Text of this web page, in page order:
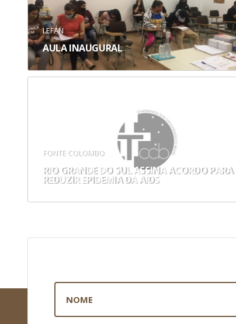
LEFAN
AULA INAUGURAL
FONTE COLOMBO
RIO GRANDE DO SUL ASSINA ACORDO PARA
REDUZIR EPIDEMIA DA AIDS